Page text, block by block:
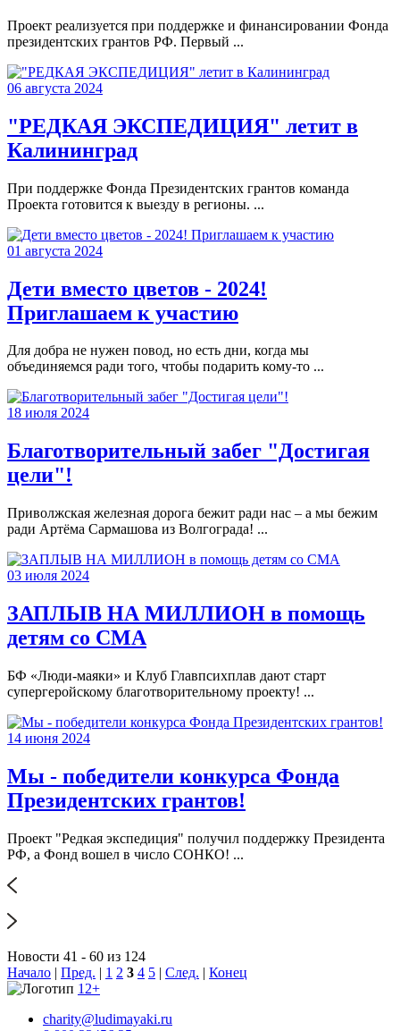
Проект реализуется при поддержке и финансировании Фонда
президентских грантов РФ. Первый ...
06 августа 2024
"РЕДКАЯ ЭКСПЕДИЦИЯ" летит в
Калининград
При поддержке Фонда Президентских грантов команда
Проекта готовится к выезду в регионы. ...
01 августа 2024
Дети вместо цветов - 2024!
Приглашаем к участию
Для добра не нужен повод, но есть дни, когда мы
объединяемся ради того, чтобы подарить кому-то ...
18 июля 2024
Благотворительный забег "Достигая
цели"!
Приволжская железная дорога бежит ради нас – а мы бежим
ради Артёма Сармашова из Волгограда! ...
03 июля 2024
ЗАПЛЫВ НА МИЛЛИОН в помощь
детям со СМА
БФ «Люди-маяки» и Клуб Главпсихплав дают старт
супергеройскому благотворительному проекту! ...
14 июня 2024
Мы - победители конкурса Фонда
Президентских грантов!
Проект "Редкая экспедиция" получил поддержку Президента
РФ, а Фонд вошел в число СОНКО! ...
Новости 41 - 60 из 124
Начало | Пред. | 1 2 3 4 5 | След. | Конец
12+
charity@ludimayaki.ru